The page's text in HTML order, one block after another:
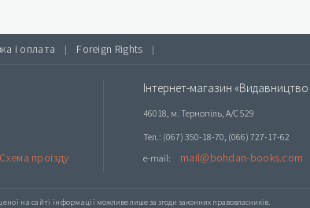
і оплата | Foreign Rights |
Схема проїзду
Інтернет-магазин
46018, м. Тернопіль, А/С 529
Тел.: (067) 350-18-70, (066) 727-17-62
e-mail:
mail@bohdan-books.com
на сайті інформації можливе лише за згоди законних правовласників.